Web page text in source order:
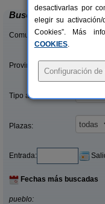
Buscar
Comunidades:
Provincias/Islas:
Tipo alquiler:
Plazas:
Entrada:
Fechas más buscadas
pueblo:
desactivarlas por
elegir su activación/
Cookies”. Más
COOKIES.